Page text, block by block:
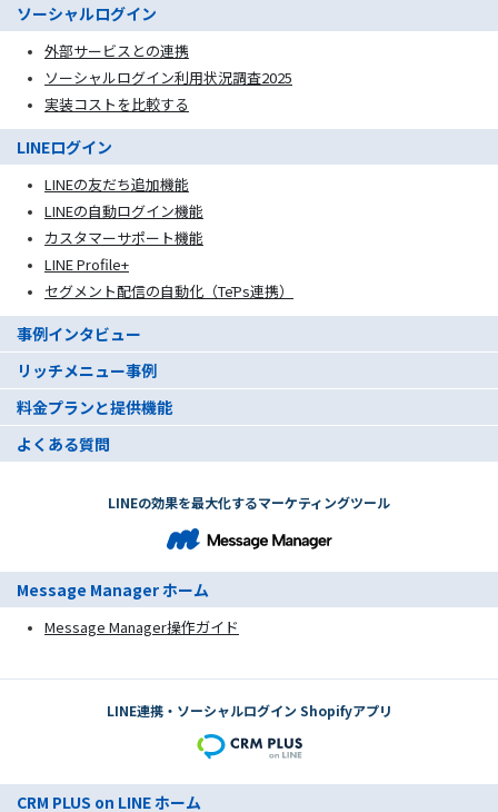
ソーシャルログイン
外部サービスとの連携
ソーシャルログイン利用状況調査2025
実装コストを比較する
LINEログイン
LINEの友だち追加機能
LINEの自動ログイン機能
カスタマーサポート機能
LINE Profile+
セグメント配信の自動化（TēPs連携）
事例インタビュー
リッチメニュー事例
料金プランと提供機能
よくある質問
LINEの効果を最大化するマーケティングツール
Message Manager ホーム
Message Manager操作ガイド
LINE連携・ソーシャルログイン Shopifyアプリ
CRM PLUS on LINE ホーム